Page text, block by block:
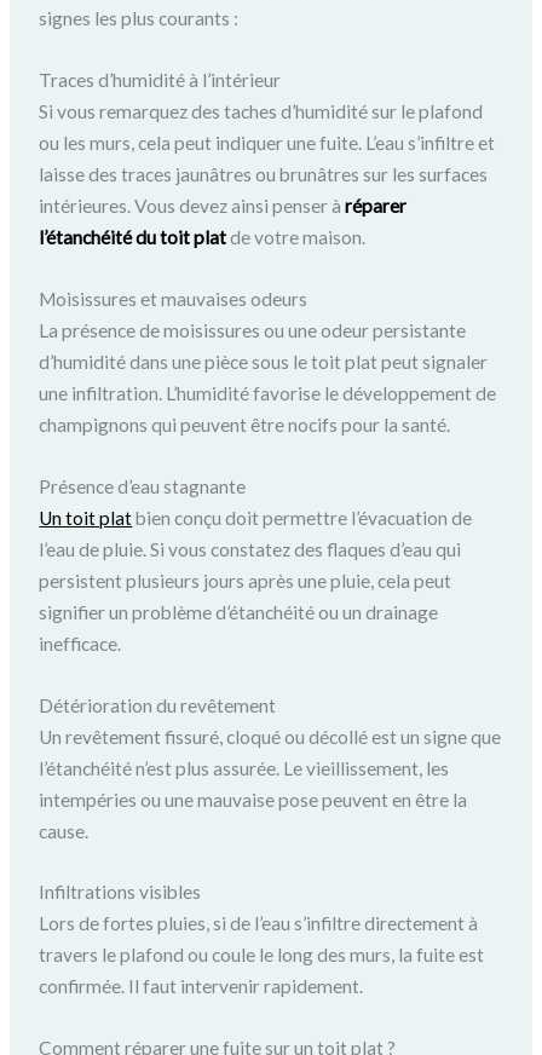
signes les plus courants :
Traces d’humidité à l’intérieur
Si vous remarquez des taches d’humidité sur le plafond
ou les murs, cela peut indiquer une fuite. L’eau s’infiltre et
laisse des traces jaunâtres ou brunâtres sur les surfaces
intérieures. Vous devez ainsi penser àréparer
l’étanchéité du toit platde votre maison.
Moisissures et mauvaises odeurs
La présence de moisissures ou une odeur persistante
d’humidité dans une pièce sous le toit plat peut signaler
une infiltration. L’humidité favorise le développement de
champignons qui peuvent être nocifs pour la santé.
Présence d’eau stagnante
Un toit platbien conçu doit permettre l’évacuation de
l’eau de pluie. Si vous constatez des flaques d’eau qui
persistent plusieurs jours après une pluie, cela peut
signifier un problème d’étanchéité ou un drainage
inefficace.
Détérioration du revêtement
Un revêtement fissuré, cloqué ou décollé est un signe que
l’étanchéité n’est plus assurée. Le vieillissement, les
intempéries ou une mauvaise pose peuvent en être la
cause.
Infiltrations visibles
Lors de fortes pluies, si de l’eau s’infiltre directement à
travers le plafond ou coule le long des murs, la fuite est
confirmée. Il faut intervenir rapidement.
Comment réparer une fuite sur un toit plat ?